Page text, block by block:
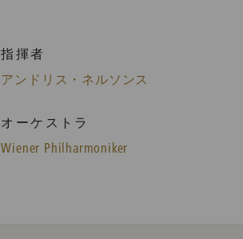
指揮者
アンドリス・ネルソンス
オーケストラ
Wiener Philharmoniker